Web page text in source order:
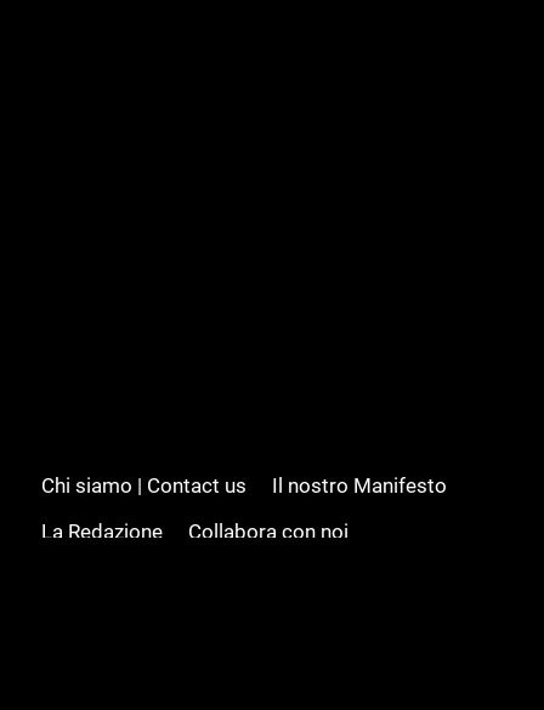
Chi siamo | Contact us
Il nostro Manifesto
La Redazione
Collabora con noi